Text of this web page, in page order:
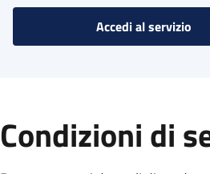
Accedi al servizio
Condizioni di